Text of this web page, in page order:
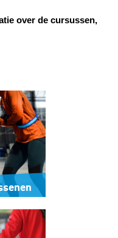
over de cursussen,